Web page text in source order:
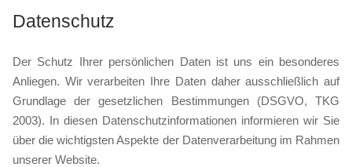
Datenschutz
Der Schutz Ihrer persönlichen Daten ist uns ein besonderes
Anliegen. Wir verarbeiten Ihre Daten daher ausschließlich auf
Grundlage der gesetzlichen Bestimmungen (DSGVO, TKG
2003). In diesen Datenschutzinformationen informieren wir Sie
über die wichtigsten Aspekte der Datenverarbeitung im Rahmen
unserer Website.